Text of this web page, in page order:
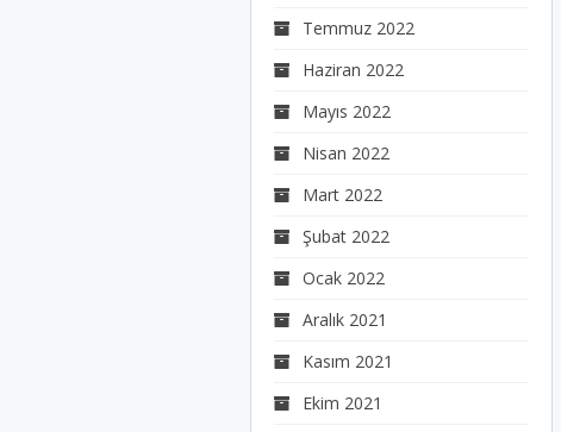
Temmuz 2022
Haziran 2022
Mayıs 2022
Nisan 2022
Mart 2022
Şubat 2022
Ocak 2022
Aralık 2021
Kasım 2021
Ekim 2021